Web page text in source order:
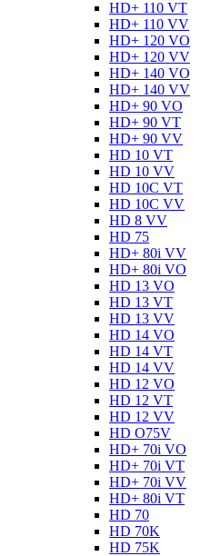
HD+ 110 VT
HD+ 110 VV
HD+ 120 VO
HD+ 120 VV
HD+ 140 VO
HD+ 140 VV
HD+ 90 VO
HD+ 90 VT
HD+ 90 VV
HD 10 VT
HD 10 VV
HD 10C VT
HD 10C VV
HD 8 VV
HD 75
HD+ 80i VV
HD+ 80i VO
HD 13 VO
HD 13 VT
HD 13 VV
HD 14 VO
HD 14 VT
HD 14 VV
HD 12 VO
HD 12 VT
HD 12 VV
HD O75V
HD+ 70i VO
HD+ 70i VT
HD+ 70i VV
HD+ 80i VT
HD 70
HD 70K
HD 75K